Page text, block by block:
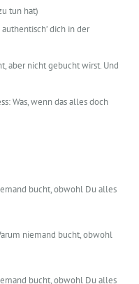
tun hat)
dich in der
aber nicht gebucht wirst. Und
Was, wenn das alles doch
bucht, obwohl Du alles
niemand bucht, obwohl
bucht, obwohl Du alles